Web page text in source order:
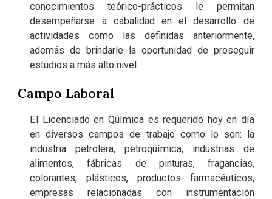
conocimientos teórico-prácticos le permitan
desempeñarse a cabalidad en el desarrollo de
actividades como las definidas anteriormente,
además de brindarle la oportunidad de proseguir
estudios a más alto nivel.
Campo Laboral
El Licenciado en Química es requerido hoy en día
en diversos campos de trabajo como lo son: la
industria petrolera, petroquímica, industrias de
alimentos, fábricas de pinturas, fragancias,
colorantes, plásticos, productos farmacéuticos,
empresas relacionadas con instrumentación